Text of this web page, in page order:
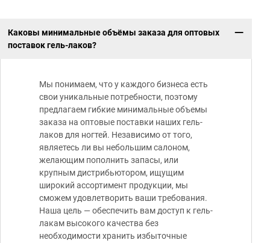
Каковы минимальные объёмы заказа для оптовых
поставок гель-лаков?
Мы понимаем, что у каждого бизнеса есть
свои уникальные потребности, поэтому
предлагаем гибкие минимальные объемы
заказа на оптовые поставки наших гель-
лаков для ногтей. Независимо от того,
являетесь ли вы небольшим салоном,
желающим пополнить запасы, или
крупным дистрибьютором, ищущим
широкий ассортимент продукции, мы
сможем удовлетворить ваши требования.
Наша цель — обеспечить вам доступ к гель-
лакам высокого качества без
необходимости хранить избыточные